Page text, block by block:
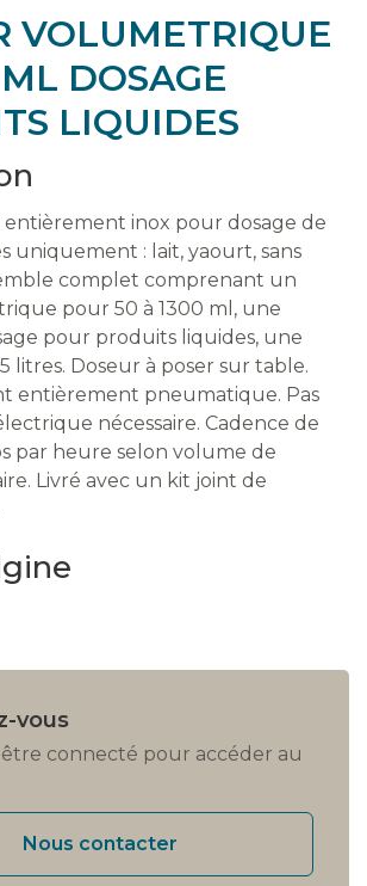
VOLUMETRIQUE
DOSAGE
LIQUIDES
entièrement inox pour dosage de
uniquement : lait, yaourt, sans
complet comprenant un
pour 50 à 1300 ml, une
pour produits liquides, une
litres. Doseur à poser sur table.
entièrement pneumatique. Pas
nécessaire. Cadence de
par heure selon volume de
Livré avec un kit joint de
vous
connecté pour accéder au
Nous contacter